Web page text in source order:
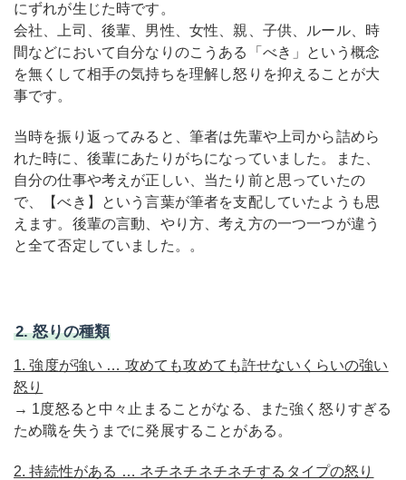
にずれが生じた時です。
会社、上司、後輩、男性、女性、親、子供、ルール、時
間などにおいて自分なりのこうある「べき」という概念
を無くして相手の気持ちを理解し怒りを抑えることが大
事です。
当時を振り返ってみると、筆者は先輩や上司から詰めら
れた時に、後輩にあたりがちになっていました。
また、
自分の仕事や考えが正しい、当たり前と思っていたの
で、【べき】という言葉が筆者を支配していたようも思
えます。後輩の言動、やり方、考え方の一つ一つが違う
と全て否定していました。。
2. 怒りの種類
1. 強度が強い … 攻めても攻めても許せないくらいの強い
怒り
→ 1度怒ると中々止まることがなる、また強く怒りすぎる
ため職を失うまでに発展することがある。
2. 持続性がある … ネチネチネチネチするタイプの怒り